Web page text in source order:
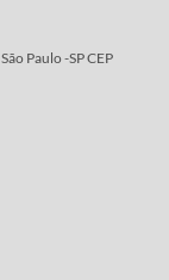
Paulo -SP CEP